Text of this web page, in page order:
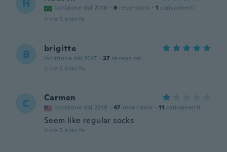
H Iscrizione dal 2018 · 6 recensioni · 1 caricamenti
circa 5 anni fa
B brigitte
Iscrizione dal 2017 · 37 recensioni
circa 5 anni fa
C Carmen
Iscrizione dal 2019 · 47 recensioni · 11 caricamenti
Seem like regular socks
circa 5 anni fa